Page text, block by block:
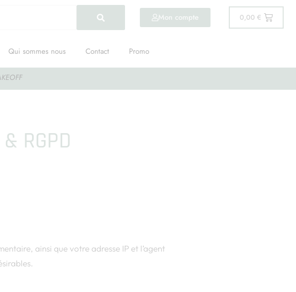
Mon compte 0,00 €
Qui sommes nous Contact Promo
RGPD
ainsi que votre adresse IP et l’agent